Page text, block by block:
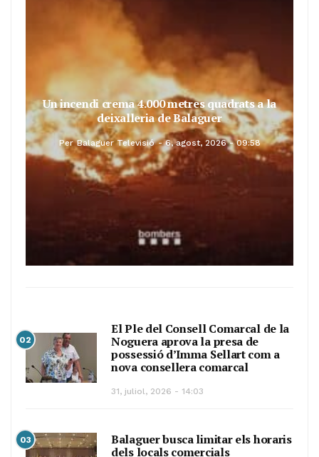
Un incendi crema 4.000 metres quadrats a la
deixalleria de Balaguer
Per Balaguer Televisió 6, agost, 2026 - 09:58
02
El Ple del Consell Comarcal de la
Noguera aprova la presa de
possessió d’Imma Sellart com a
nova consellera comarcal
31, juliol, 2026 - 14:03
03
Balaguer busca limitar els horaris
dels locals comercials